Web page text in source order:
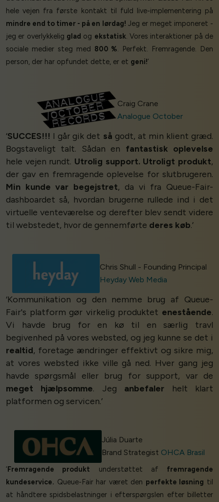
hele vejen fra første kontakt til fuld live-implementering på
mindre end to timer - på en lørdag! Jeg er meget imponeret -
jeg er overlykkelig glad og ekstatisk. Vores interaktioner på de
sociale medier steg med 800 %. Perfekt. Fremragende. Den
person, der har opfundet dette, er et geni!’
Craig Crane
Analogue October
‘SUCCES!!! I går gik det så godt, at min klient græd.
Bogstaveligt talt. Sådan en fantastisk oplevelse
hele vejen rundt. Utrolig support. Utroligt produkt,
der gav en fremragende oplevelse for slutbrugeren.
Min kunde var begejstret, da vi fra Queue-Fair-
dashboardet så, hvordan brugerne rullede ind i det
virtuelle venteværelse og derefter blev sendt videre
til webstedet, hvor de gennemførte deres køb.’
Chris Shull - Founding Principal
Heyday Web Media
‘Kommunikation og den nemme brug af Queue-
Fair's platform gør virkelig produktet enestående.
Vi havde brug for en kø til en særlig travl
begivenhed på vores websted, og jeg kunne se det i
realtid, foretage ændringer effektivt og sikre mig,
at vores websted ikke ville gå ned. Hver gang jeg
havde spørgsmål eller brug for support, var de
meget hjælpsomme. Jeg anbefaler helt klart
platformen og servicen.’
Júlia Duarte
Brand Strategist OHCA Brasil
‘Fremragende produkt understøttet af fremragende
kundeservice. Queue-Fair har været den perfekte løsning til
at håndtere spidsbelastninger i efterspørgslen efter billetter